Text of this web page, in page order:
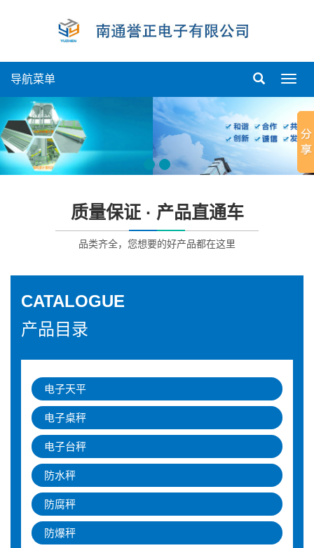
导
单
导航菜单
质量保证 · 产品直通车
品类齐全，您想要的好产品都在这里
CATALOGUE
产品目录
电子天平
电子桌秤
电子台秤
防水秤
防腐秤
防爆秤